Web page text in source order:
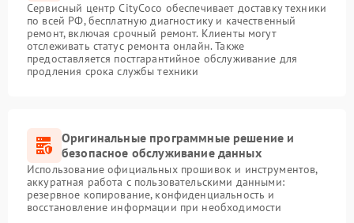
Сервисный центр CityCoco обеспечивает доставку техники
по всей РФ, бесплатную диагностику и качественный
ремонт, включая срочный ремонт. Клиенты могут
отслеживать статус ремонта онлайн. Также
предоставляется постгарантийное обслуживание для
продления срока службы техники
Оригинальные программные решение и
безопасное обслуживание данных
Использование официальных прошивок и инструментов,
аккуратная работа с пользовательскими данными:
резервное копирование, конфиденциальность и
восстановление информации при необходимости